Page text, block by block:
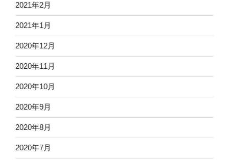
2021年2月
2021年1月
2020年12月
2020年11月
2020年10月
2020年9月
2020年8月
2020年7月